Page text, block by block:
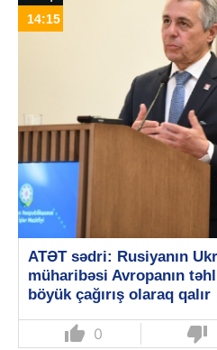
14:15
ATƏT sədri: Rusiyanın
müharibəsi Avropanın
böyük çağırış olaraq qalır
thumb_up 0 thumb_down